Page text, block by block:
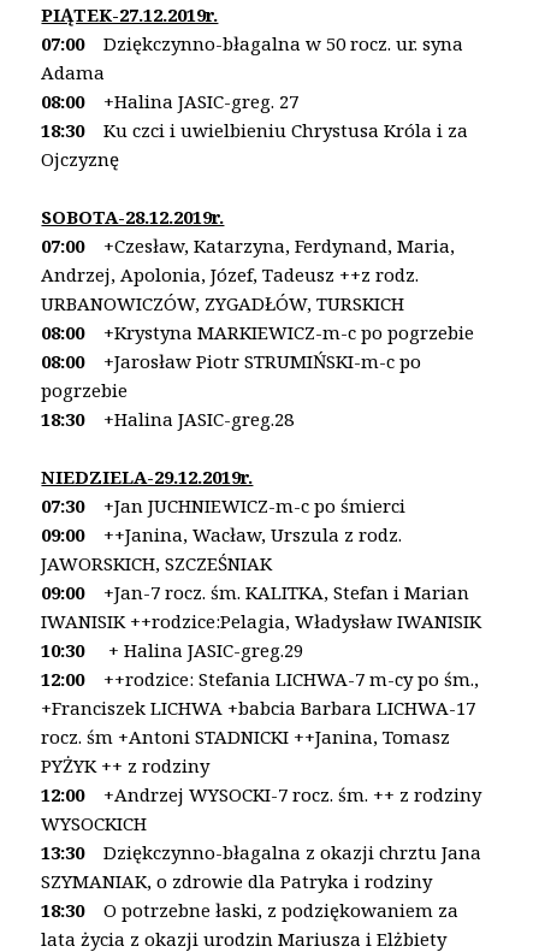
PIĄTEK-27.12.2019r.
07:00Dziękczynno-błagalna w 50 rocz. ur. syna
Adama
08:00 +Halina JASIC-greg. 27
18:30Ku czci i uwielbieniu Chrystusa Króla i za
Ojczyznę
SOBOTA-28.12.2019r.
07:00+Czesław, Katarzyna, Ferdynand, Maria,
Andrzej, Apolonia, Józef, Tadeusz ++z rodz.
URBANOWICZÓW, ZYGADŁÓW, TURSKICH
08:00 +Krystyna MARKIEWICZ-m-c po pogrzebie
08:00 +Jarosław Piotr STRUMIŃSKI-m-c po
pogrzebie
18:30 +Halina JASIC-greg.28
NIEDZIELA-29.12.2019r.
07:30+Jan JUCHNIEWICZ-m-c po śmierci
09:00++Janina, Wacław, Urszula z rodz.
JAWORSKICH,SZCZEŚNIAK
09:00+Jan-7 rocz. śm. KALITKA, Stefan i Marian
IWANISIK ++rodzice:Pelagia, Władysław IWANISIK
10:30 + Halina JASIC-greg.29
12:00 ++rodzice: Stefania LICHWA-7 m-cy po śm.,
+Franciszek LICHWA +babcia Barbara LICHWA-17
rocz. śm +Antoni STADNICKI ++Janina, Tomasz
PYŻYK ++ z rodziny
12:00 +Andrzej WYSOCKI-7 rocz. śm. ++ z rodziny
WYSOCKICH
13:30Dziękczynno-błagalna z okazji chrztu Jana
SZYMANIAK,o zdrowie dla Patryka i rodziny
18:30O potrzebne łaski, z podziękowaniem za
lata życia z okazjiurodzin Mariusza i Elżbiety